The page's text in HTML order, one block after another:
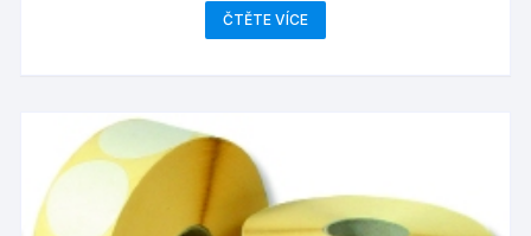
ČTĚTE VÍCE